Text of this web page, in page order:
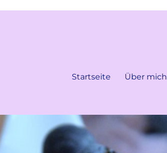
Startseite Über mich